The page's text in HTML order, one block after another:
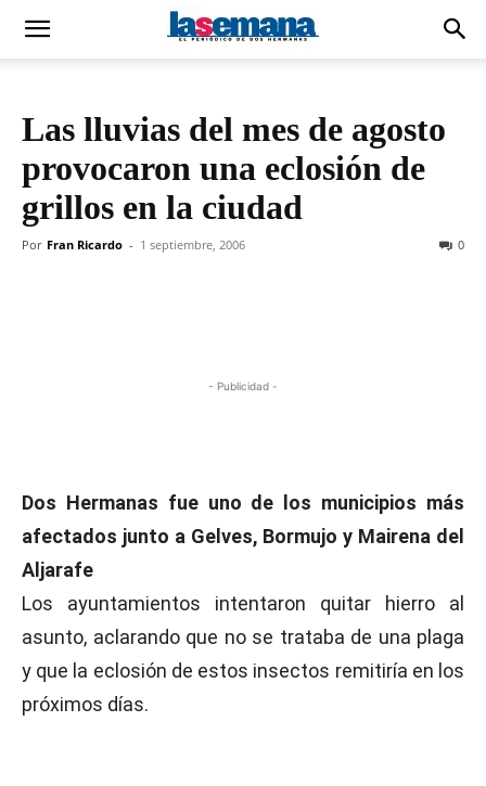
Las lluvias del mes de agosto
provocaron una eclosión de
grillos en la ciudad
Por Fran Ricardo - 1 septiembre, 2006 0
- Publicidad -
Dos Hermanas fue uno de los municipios más
afectados junto a Gelves, Bormujo y Mairena del
Aljarafe
Los ayuntamientos intentaron quitar hierro al
asunto, aclarando que no se trataba de una plaga
y que la eclosión de estos insectos remitiría en los
próximos días.